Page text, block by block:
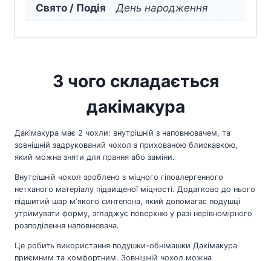
Свято / Подія День народження
З чого складається
дакімакура
Дакімакура має 2 чохли: внутрішній з наповнювачем, та
зовнішній задрукований чохол з прихованою блискавкою,
який можна зняти для прання або заміни.
Внутрішній чохол зроблено з міцного гіпоалергенного
нетканого матеріалу підвищеної міцності. Додатково до нього
підшитий шар мʼякого синтепона, який допомагає подушці
утримувати форму, згладжує поверхню у разі нерівномірного
розподілення наповнювача.
Це робить використання подушки-обнімашки Дакімакура
приємним та комфортним. Зовнішній чохол можна